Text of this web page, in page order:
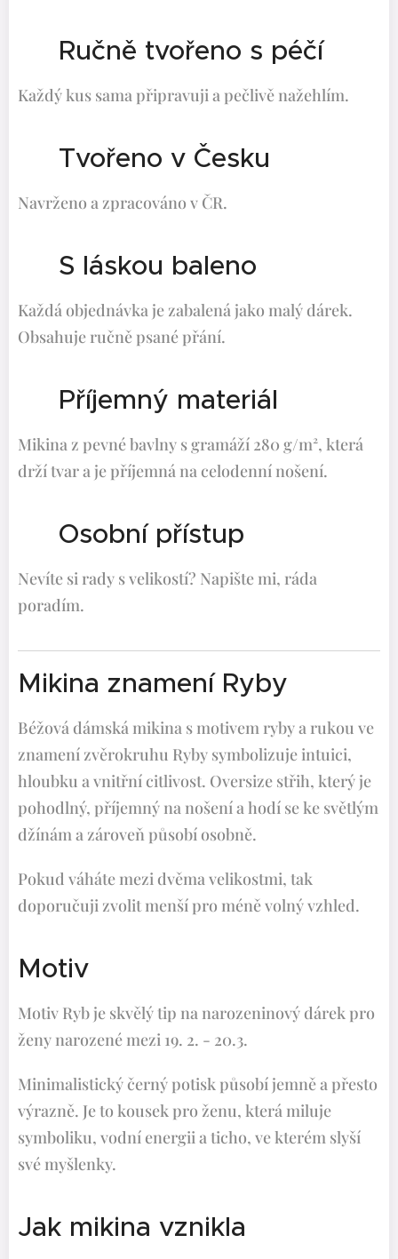
🤍 Ručně tvořeno s péčí
Každý kus sama připravuji a pečlivě nažehlím.
🇨🇿 Tvořeno v Česku
Navrženo a zpracováno v ČR.
🎁 S láskou baleno
Každá objednávka je zabalená jako malý dárek.
Obsahuje ručně psané přání.
👕 Příjemný materiál
Mikina z pevné bavlny s gramáží 280 g/m², která
drží tvar a je příjemná na celodenní nošení.
💬 Osobní přístup
Nevíte si rady s velikostí? Napište mi, ráda
poradím.
Mikina znamení Ryby
Béžová dámská mikina s motivem ryby a rukou ve
znamení zvěrokruhu Ryby symbolizuje intuici,
hloubku a vnitřní citlivost. Oversize střih, který je
pohodlný, příjemný na nošení a hodí se ke světlým
džínám a zároveň působí osobně.
Pokud váháte mezi dvěma velikostmi, tak
doporučuji zvolit menší pro méně volný vzhled.
Motiv
Motiv Ryb je skvělý tip na narozeninový dárek pro
ženy narozené mezi 19. 2. - 20.3.
Minimalistický černý potisk působí jemně a přesto
výrazně. Je to kousek pro ženu, která miluje
symboliku, vodní energii a ticho, ve kterém slyší
své myšlenky.
Jak mikina vznikla